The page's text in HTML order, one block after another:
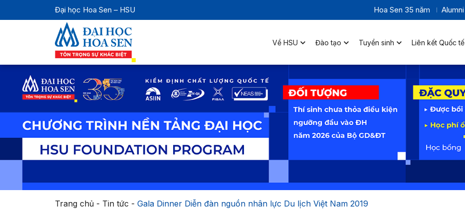
Đại học Hoa Sen – HSU Hoa Sen 35 năm Alumni
Về HSU Đào tạo Tuyển sinh Liên kết Quốc tế
Trang chủ- Tin tức - Gala Dinner Diễn đàn nguồn nhân lực Du lịch Việt Nam 2019